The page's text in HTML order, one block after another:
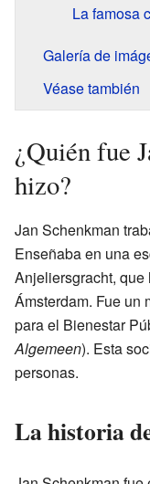
La famosa
Galería de
Véase también
¿Quién fue
hizo?
Jan Schenkman
Enseñaba en una
Anjeliersgracht, que
Ámsterdam. Fue un
para el Bienestar
Algemeen). Esta
personas.
La historia